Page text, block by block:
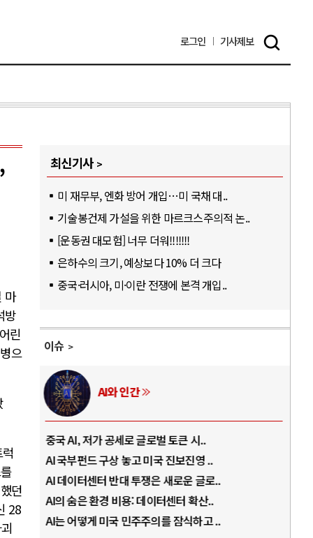
로그인 기사제보
마
방
린
으
던
28
최신기사
미 재무부, 엔화 방어 개입…미 국채 대..
기술봉건제 가설을 위한 마르크스주의적 논..
[운동권 대모험] 너무 더워!!!!!!!
은하수의 크기, 예상보다 10% 더 크다
중국·러시아, 미·이란 전쟁에 본격 개입..
이슈
AI와 인간
중국 AI, 저가 공세로 글로벌 토큰 시..
AI 국부펀드 구상 놓고 미국 진보진영 ..
AI 데이터센터 반대 투쟁은 새로운 글로..
AI의 숨은 환경 비용: 데이터센터 확산..
AI는 어떻게 미국 민주주의를 잠식하고 ..